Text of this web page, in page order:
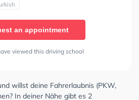
an appointment
viewed this driving school
willst deine Fahrerlaubnis (PKW,
In deiner Nähe gibt es 2